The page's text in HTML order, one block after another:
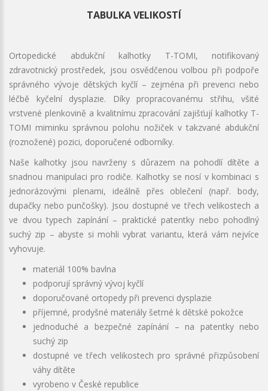
TABULKA VELIKOSTÍ
Ortopedické abdukční kalhotky T-TOMI, notifikovaný
zdravotnický prostředek, jsou osvědčenou volbou při podpoře
správného vývoje dětských kyčlí – zejména při prevenci nebo
léčbě kyčelní dysplazie. Díky propracovanému střihu, všité
vrstvené plenkovině a kvalitnímu zpracování zajišťují kalhotky T-
TOMI miminku správnou polohu nožiček v takzvané abdukční
(roznožené) pozici, doporučené odborníky.
Naše kalhotky jsou navrženy s důrazem na pohodlí dítěte a
snadnou manipulaci pro rodiče. Kalhotky se nosí v kombinaci s
jednorázovými plenami, ideálně přes oblečení (např. body,
dupačky nebo punčošky). Jsou dostupné ve třech velikostech a
ve dvou typech zapínání – praktické patentky nebo pohodlný
suchý zip – abyste si mohli vybrat variantu, která vám nejvíce
vyhovuje.
materiál 100% bavlna
podporují správný vývoj kyčlí
doporučované ortopedy při prevenci dysplazie
příjemné, prodyšné materiály šetrné k dětské pokožce
jednoduché a bezpečné zapínání – na patentky nebo
suchý zip
dostupné ve třech velikostech pro správné přizpůsobení
váhy dítěte
vyrobeno v České republice